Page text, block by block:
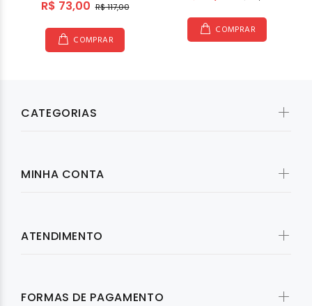
R$ 73,00 R$ 117,00
COMPRAR
COMPRAR
CATEGORIAS
MINHA CONTA
ATENDIMENTO
FORMAS DE PAGAMENTO